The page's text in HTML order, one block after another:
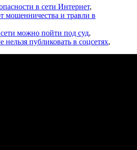
в сети Интернет,
мошенничества и травли в
можно пойти под суд,
нельзя публиковать в соцсетях,